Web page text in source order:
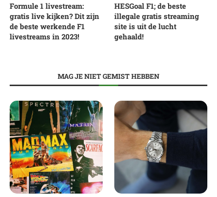
Formule 1 livestream:
gratis live kijken? Dit zijn
de beste werkende F1
livestreams in 2023!
HESGoal F1; de beste
illegale gratis streaming
site is uit de lucht
gehaald!
MAG JE NIET GEMIST HEBBEN